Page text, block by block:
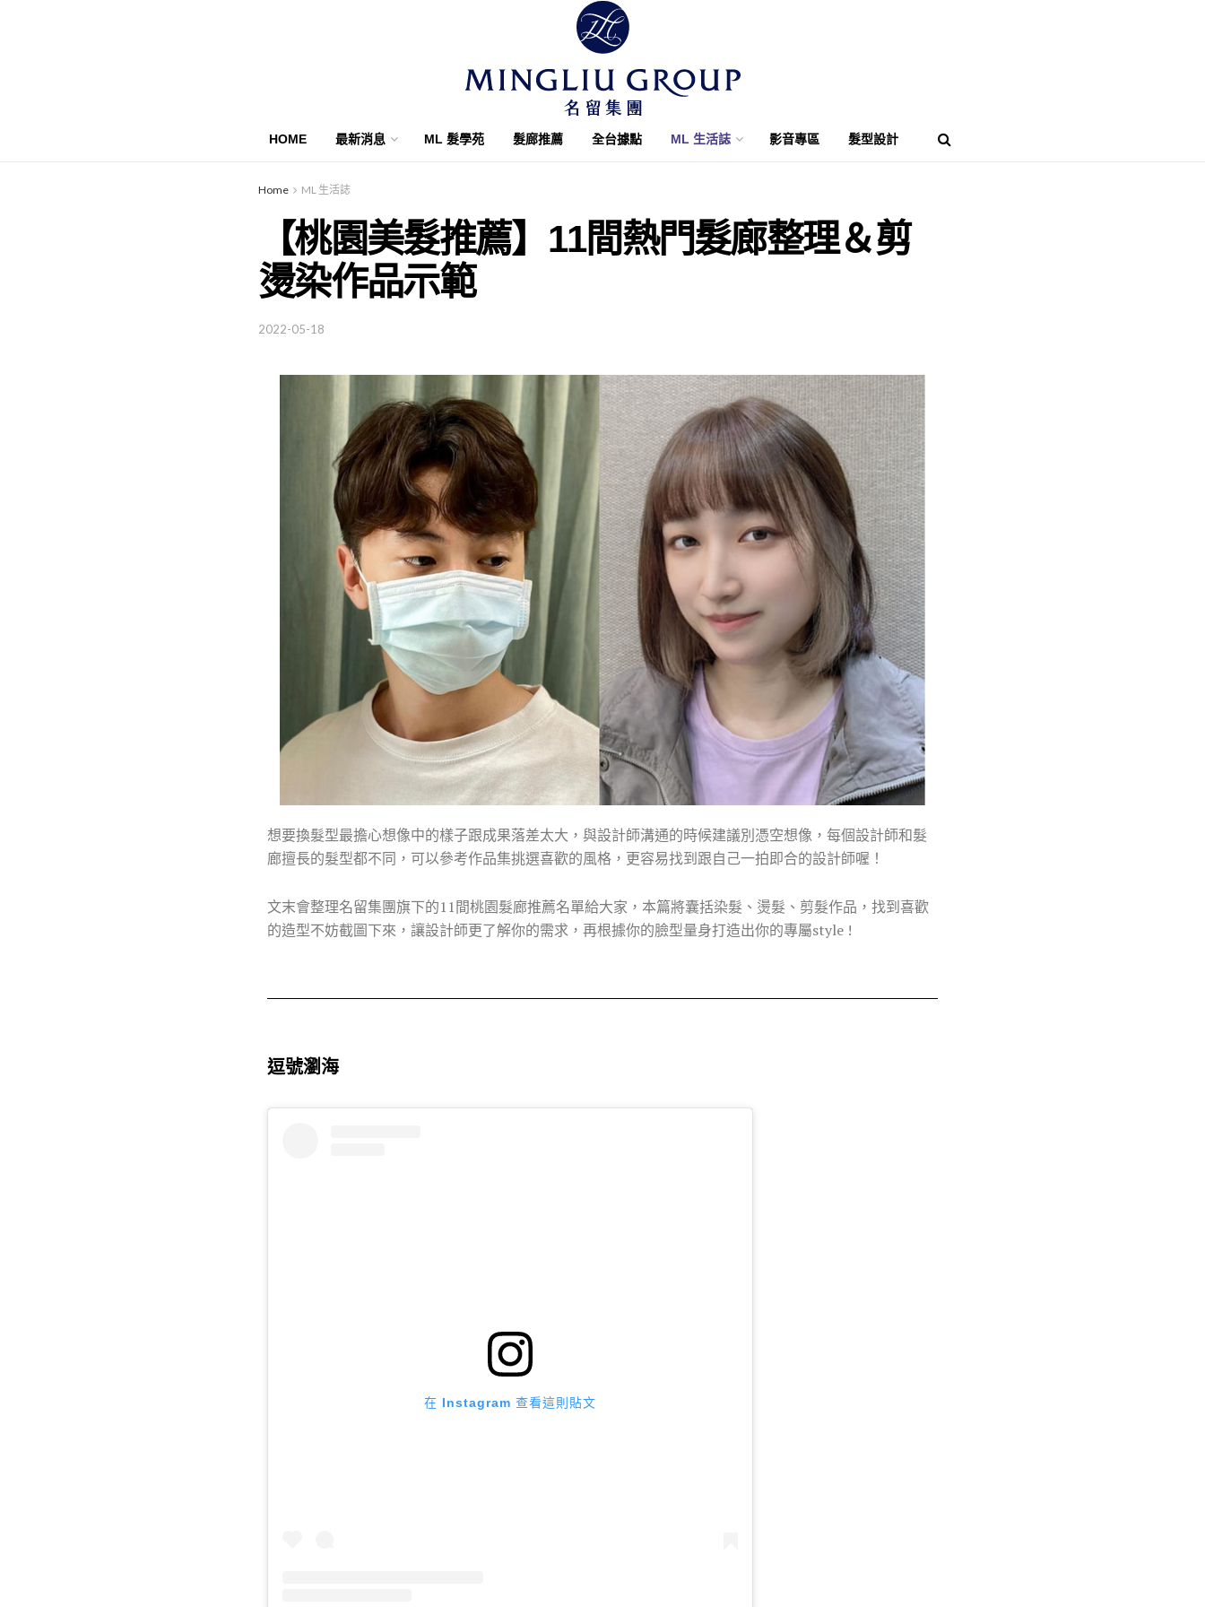
HOME 最新消息 ML 髮學苑 髮廊推薦 全台據點 ML 生活誌 影音專區 髮型設計
Home ML 生活誌
【桃園美髮推薦】11間熱門髮廊整理＆剪
燙染作品示範
2022-05-18
想要換髮型最擔心想像中的樣子跟成果落差太大，與設計師溝通的時候建議別憑空想像，每個設計師和髮
廊擅長的髮型都不同，可以參考作品集挑選喜歡的風格，更容易找到跟自己一拍即合的設計師喔！
文末會整理名留集團旗下的11間桃園髮廊推薦名單給大家，本篇將囊括染髮、燙髮、剪髮作品，找到喜歡
的造型不妨截圖下來，讓設計師更了解你的需求，再根據你的臉型量身打造出你的專屬style !
逗號瀏海
在 Instagram 查看這則貼文